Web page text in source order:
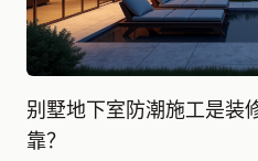
别墅地下室防潮施工是装
靠？